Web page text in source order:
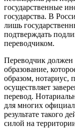
государственные
государства. В
лишь
подтверждать
переводчиком.
Переводчик должен
образование,
образом, нотариус,
осуществляет
перевод.
для многих
результате такого
силой на